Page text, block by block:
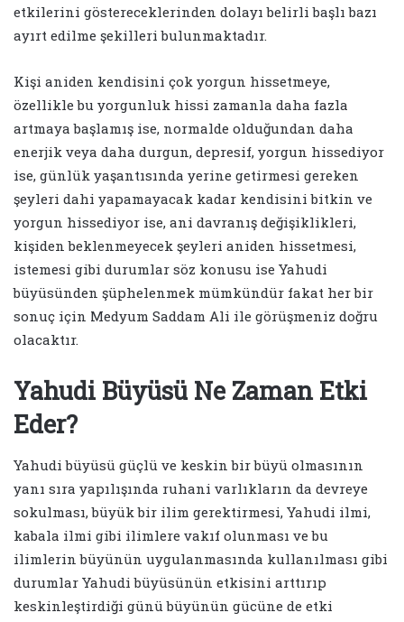
etkilerini göstereceklerinden dolayı belirli başlı bazı
ayırt edilme şekilleri bulunmaktadır.
Kişi aniden kendisini çok yorgun hissetmeye,
özellikle bu yorgunluk hissi zamanla daha fazla
artmaya başlamış ise, normalde olduğundan daha
enerjik veya daha durgun, depresif, yorgun hissediyor
ise, günlük yaşantısında yerine getirmesi gereken
şeyleri dahi yapamayacak kadar kendisini bitkin ve
yorgun hissediyor ise, ani davranış değişiklikleri,
kişiden beklenmeyecek şeyleri aniden hissetmesi,
istemesi gibi durumlar söz konusu ise Yahudi
büyüsünden şüphelenmek mümkündür fakat her bir
sonuç için Medyum Saddam Ali ile görüşmeniz doğru
olacaktır.
Yahudi Büyüsü Ne Zaman Etki
Eder?
Yahudi büyüsü güçlü ve keskin bir büyü olmasının
yanı sıra yapılışında ruhani varlıkların da devreye
sokulması, büyük bir ilim gerektirmesi, Yahudi ilmi,
kabala ilmi gibi ilimlere vakıf olunması ve bu
ilimlerin büyünün uygulanmasında kullanılması gibi
durumlar Yahudi büyüsünün etkisini arttırıp
keskinleştirdiği günü büyünün gücüne de etki